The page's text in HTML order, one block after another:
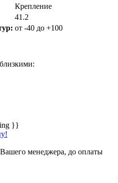
Крепление
41.2
от -40 до +100
}}
менеджера, до оплаты